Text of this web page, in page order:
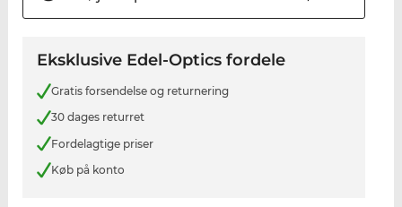
Eksklusive Edel-Optics fordele
Gratis forsendelse og returnering
30 dages returret
Fordelagtige priser
Køb på konto